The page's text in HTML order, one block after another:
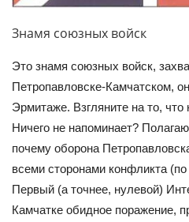
Знамя союзных войск
Это знамя союзных войск,
Петропавловске-Камчатском,
Эрмитаже. Взгляните на то, что
Ничего не напоминает?
почему оборона
всеми сторонами конфликта
Первый (а точнее, нулевой)
Камчатке обидное поражение,